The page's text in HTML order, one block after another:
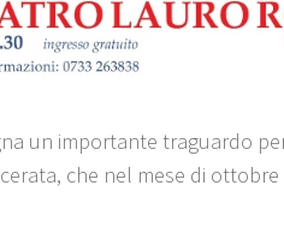
un importante traguardo
che nel mese di